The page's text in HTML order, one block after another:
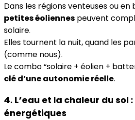
Dans les régions venteuses ou en
petites éoliennes peuvent
solaire.
Elles tournent la nuit, quand les
(comme nous).
Le combo “solaire + éolien +
clé d’une autonomie réelle.
4. L’eau et la chaleur du sol
énergétiques